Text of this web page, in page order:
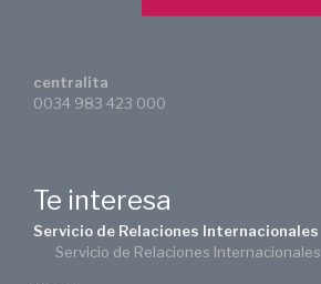
centralita
0034 983 423 000
Te interesa
Servicio de Relaciones Internacionales
Servicio de Relaciones Internacionales